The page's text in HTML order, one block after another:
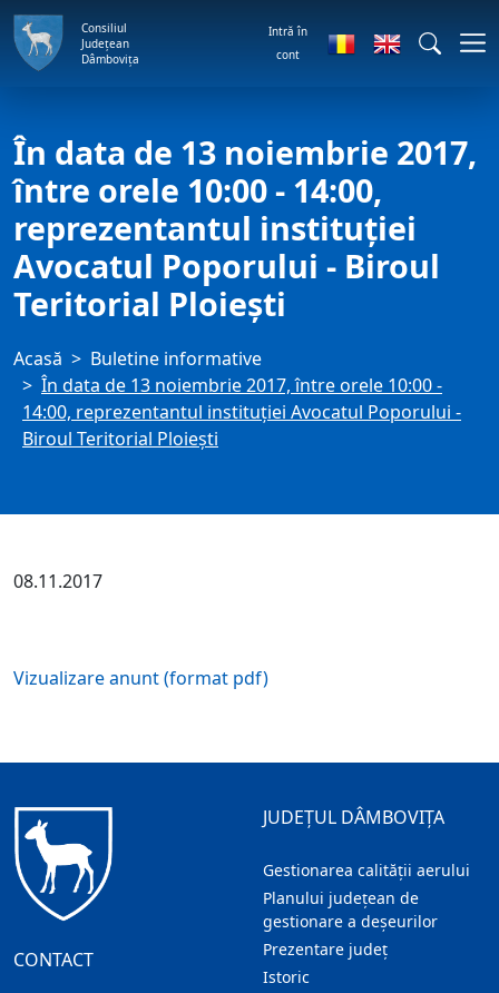
Consiliul
Județean
Dâmbovița
Intră în
cont
În data de 13 noiembrie 2017,
între orele 10:00 - 14:00,
reprezentantul instituţiei
Avocatul Poporului - Biroul
Teritorial Ploieşti
Acasă
Buletine informative
În data de 13 noiembrie 2017, între orele 10:00 -
14:00, reprezentantul instituţiei Avocatul Poporului -
Biroul Teritorial Ploieşti
08.11.2017
Vizualizare anunt (format pdf)
CONTACT
JUDEȚUL DÂMBOVIȚA
Gestionarea calității aerului
Planului județean de
gestionare a deșeurilor
Prezentare judeţ
Istoric